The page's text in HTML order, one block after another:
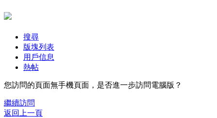
搜尋
版塊列表
用戶信息
熱帖
您訪問的頁面無手機頁面，是否進一步訪問電腦版？
繼續訪問
返回上一頁